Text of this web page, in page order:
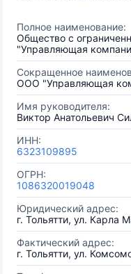
Полное наименование:
Общество с
"Управляющая
Сокращенное
ООО "Управляющая
Имя руководителя:
Виктор Анатольевич
ИНН:
6323109895
ОГРН:
1086320019048
Юридический адрес:
г. Тольятти, ул. Карла
Фактический адрес:
г. Тольятти, ул.